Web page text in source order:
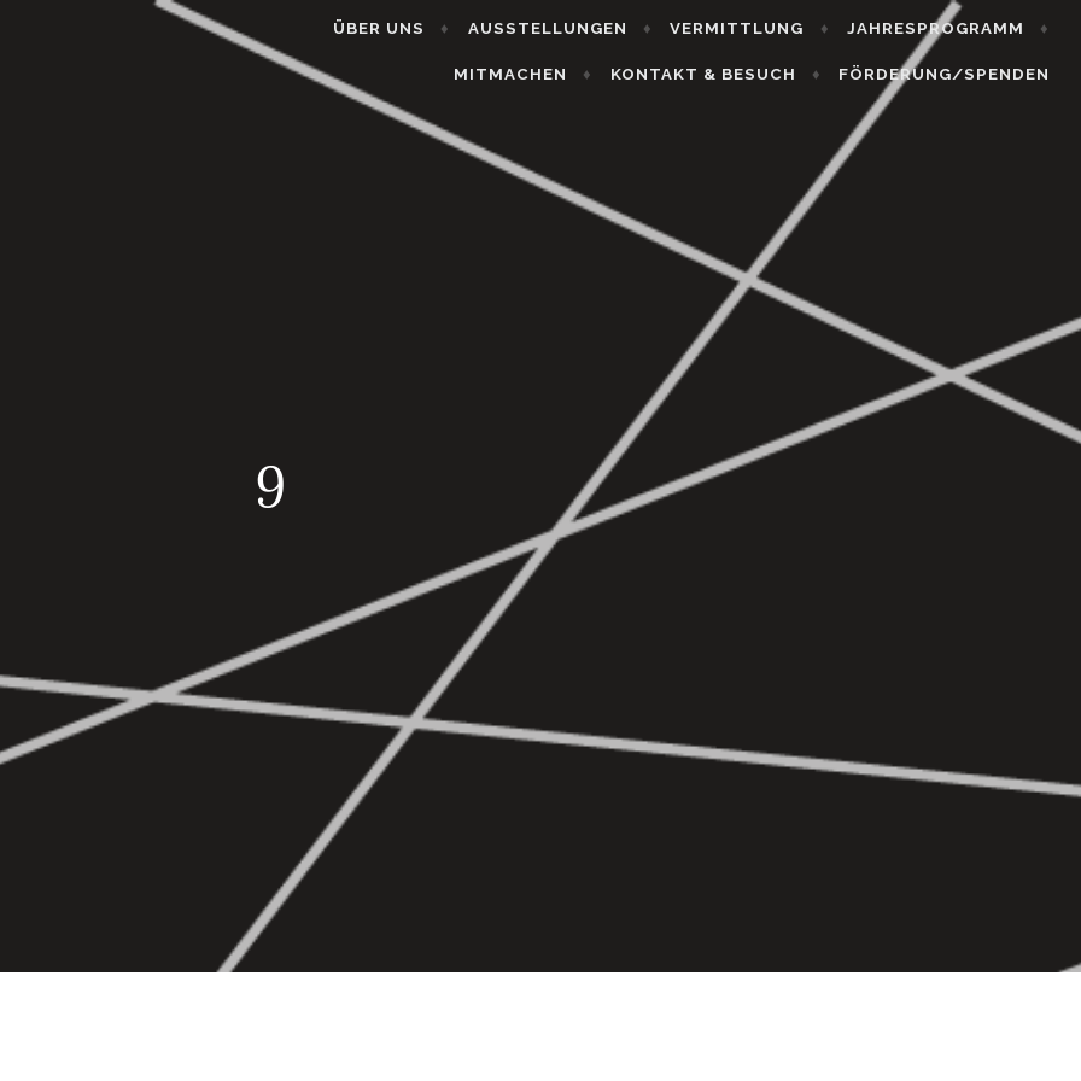
ÜBER UNS AUSSTELLUNGEN VERMITTLUNG JAHRESPROGRAMM
MITMACHEN KONTAKT & BESUCH FÖRDERUNG/SPENDEN
9